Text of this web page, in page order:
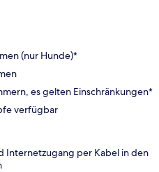
(nur Hunde)*
es gelten Einschränkungen*
verfügbar
Internetzugang per Kabel in den